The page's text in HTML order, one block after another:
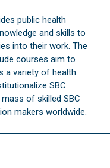
public health
and skills to
into their work. The
courses aim to
a variety of health
SBC
of skilled SBC
makers worldwide.